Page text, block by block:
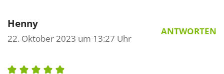
Henny
22. Oktober 2023 um 13:27 Uhr
ANTWORTEN